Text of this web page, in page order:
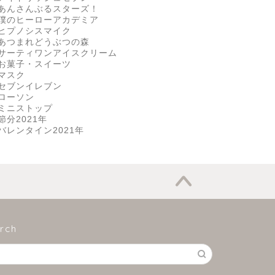
んさんぶるスターズ！
のヒーローアカデミア
プノシスマイク
つまれどうぶつの森
ーティワンアイスクリーム
菓子・スイーツ
スク
ブンイレブン
ーソン
ニストップ
分2021年
レンタイン2021年